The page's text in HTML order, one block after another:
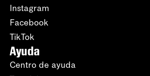
Instagram
Facebook
TikTok
Ayuda
Centro de ayuda